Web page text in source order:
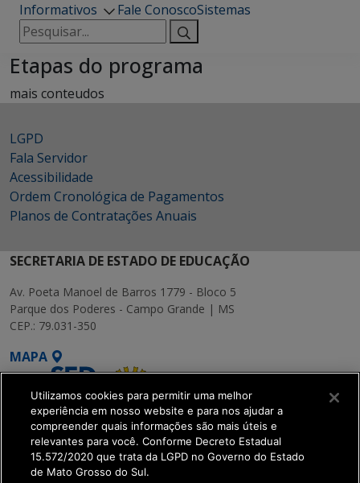
Informativos
Fale ConoscoSistemas
Pesquisar
por:
Etapas do programa
mais conteudos
LGPD
Fala Servidor
Acessibilidade
Ordem Cronológica de Pagamentos
Planos de Contratações Anuais
SECRETARIA DE ESTADO DE EDUCAÇÃO
Av. Poeta Manoel de Barros 1779 - Bloco 5
Parque dos Poderes - Campo Grande | MS
CEP.: 79.031-350
MAPA
SETDIG | Secretaria-
Utilizamos cookies para permitir uma melhor
experiência em nosso website e para nos ajudar a
compreender quais informações são mais úteis e
relevantes para você. Conforme Decreto Estadual
15.572/2020 que trata da LGPD no Governo do Estado
de Mato Grosso do Sul.